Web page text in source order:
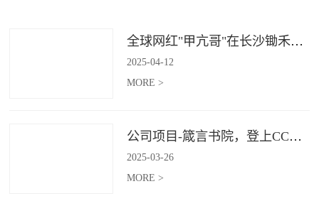
全球网红"甲亢哥"在长沙锄禾打造的杜甫江阁体验参观
2025-04-12
MORE >
公司项目-箴言书院，登上CCTV4《记住乡愁》
2025-03-26
MORE >